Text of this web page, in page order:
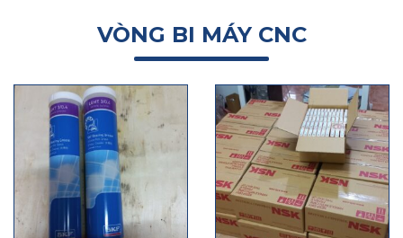
VÒNG BI MÁY CNC